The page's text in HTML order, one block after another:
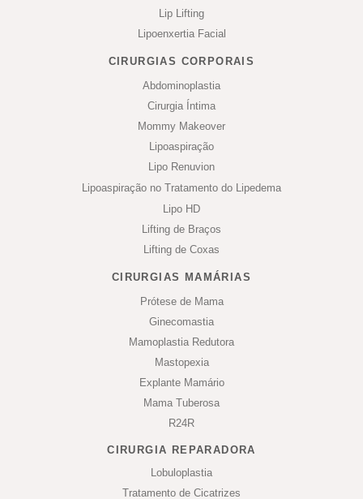
Lip Lifting
Lipoenxertia Facial
CIRURGIAS CORPORAIS
Abdominoplastia
Cirurgia Íntima
Mommy Makeover
Lipoaspiração
Lipo Renuvion
Lipoaspiração no Tratamento do Lipedema
Lipo HD
Lifting de Braços
Lifting de Coxas
CIRURGIAS MAMÁRIAS
Prótese de Mama
Ginecomastia
Mamoplastia Redutora
Mastopexia
Explante Mamário
Mama Tuberosa
R24R
CIRURGIA REPARADORA
Lobuloplastia
Tratamento de Cicatrizes